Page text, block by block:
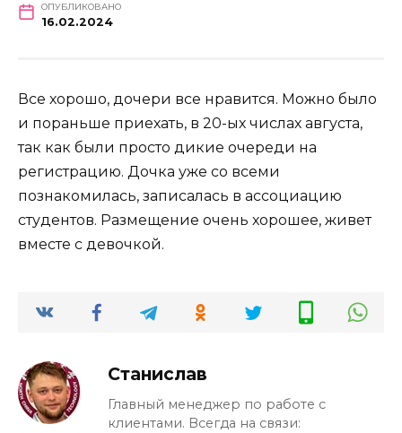
ОПУБЛИКОВАНО
16.02.2024
Все хорошо, дочери все нравится. Можно было
и пораньше приехать, в 20-ых числах августа,
так как были просто дикие очереди на
регистрацию. Дочка уже со всеми
познакомилась, записалась в ассоциацию
студентов. Размещение очень хорошее, живет
вместе с девочкой.
Станислав
Главный менеджер по работе с
клиентами. Всегда на связи: